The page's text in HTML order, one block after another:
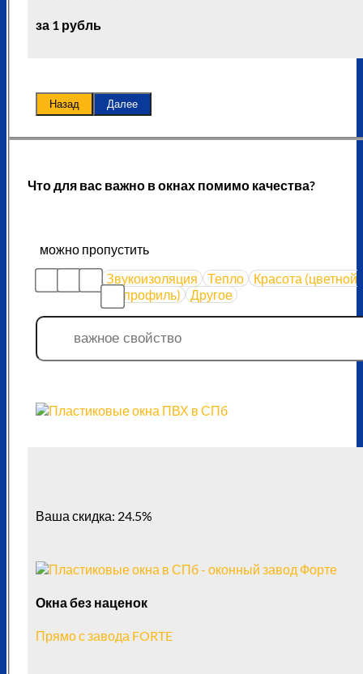
за 1 рубль
Назад Далее
Что для вас важно в окнах помимо качества?
можно пропустить
Звукоизоляция
Тепло
Красота (цветной
профиль)
Другое
Ваша скидка: 24.5%
Окна без наценок
Прямо с завода FORTE